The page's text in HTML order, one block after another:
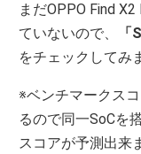
まだOPPO Find
ていないので、
をチェックしてみ
※ベンチマークス
るので同一SoCを
スコアが予測出来